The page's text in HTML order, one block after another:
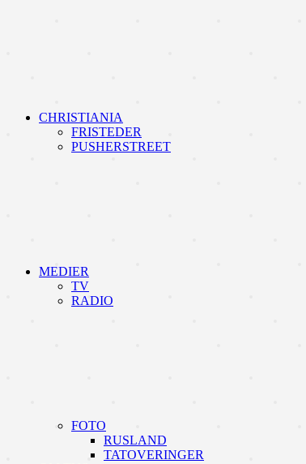
CHRISTIANIA
FRISTEDER
PUSHERSTREET
MEDIER
TV
RADIO
FOTO
RUSLAND
TATOVERINGER